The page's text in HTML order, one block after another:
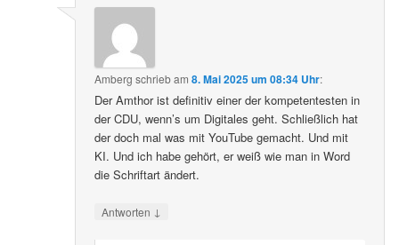
Amberg schriebam8. Mai 2025 um 08:34 Uhr:
Der Amthor ist definitiv einer der kompetentesten in
der CDU, wenn’s um Digitales geht. Schließlich hat
der doch mal was mit YouTube gemacht. Und mit
KI. Und ich habe gehört, er weiß wie man in Word
die Schriftart ändert.
Antworten ↓